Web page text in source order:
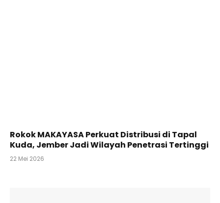
Rokok MAKAYASA Perkuat Distribusi di Tapal
Kuda, Jember Jadi Wilayah Penetrasi Tertinggi
22 Mei 2026